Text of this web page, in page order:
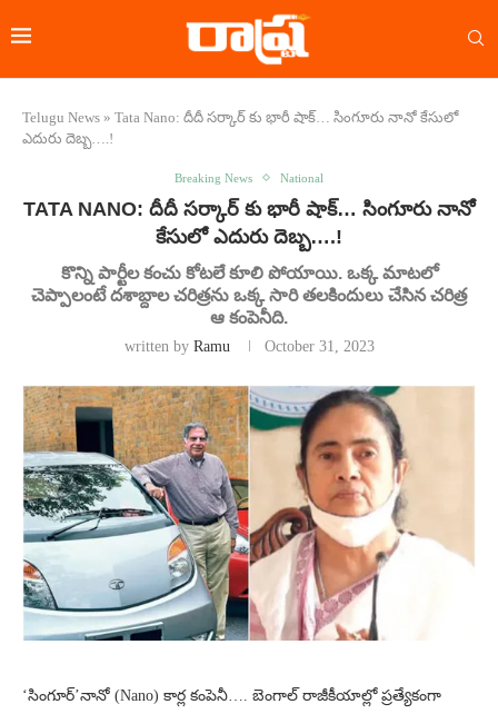
Telugu News » Tata Nano: దీదీ సర్కార్ కు భారీ షాక్… సింగూరు నానో కేసులో
ఎదురు దెబ్బ….!
Breaking News National
TATA NANO: దీదీ సర్కార్ కు భారీ షాక్… సింగూరు నానో
కేసులో ఎదురు దెబ్బ….!
కొన్ని పార్టీల కంచు కోటలే కూలి పోయాయి. ఒక్క మాటలో
చెప్పాలంటే దశాబ్దాల చరిత్రను ఒక్క సారి తలకిందులు చేసిన చరిత్ర
ఆ కంపెనీది.
written by Ramu October 31, 2023
‘సింగూర్’నానో (Nano) కార్ల కంపెనీ…. బెంగాల్ రాజీకీయాల్లో ప్రత్యేకంగా